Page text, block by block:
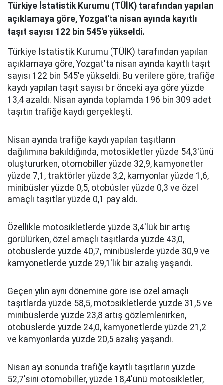
Türkiye İstatistik Kurumu (TÜİK) tarafından yapılan
açıklamaya göre, Yozgat'ta nisan ayında kayıtlı
taşıt sayısı 122 bin 545'e yükseldi.
Türkiye İstatistik Kurumu (TÜİK) tarafından yapılan
açıklamaya göre, Yozgat'ta nisan ayında kayıtlı taşıt
sayısı 122 bin 545'e yükseldi. Bu verilere göre, trafiğe
kaydı yapılan taşıt sayısı bir önceki aya göre yüzde
13,4 azaldı. Nisan ayında toplamda 196 bin 309 adet
taşıtın trafiğe kaydı gerçekleşti.
Nisan ayında trafiğe kaydı yapılan taşıtların
dağılımına bakıldığında, motosikletler yüzde 54,3'ünü
oluştururken, otomobiller yüzde 32,9, kamyonetler
yüzde 7,1, traktörler yüzde 3,2, kamyonlar yüzde 1,6,
minibüsler yüzde 0,5, otobüsler yüzde 0,3 ve özel
amaçlı taşıtlar yüzde 0,1 pay aldı.
Özellikle motosikletlerde yüzde 3,4'lük bir artış
görülürken, özel amaçlı taşıtlarda yüzde 43,0,
otobüslerde yüzde 40,7, minibüslerde yüzde 30,9 ve
kamyonetlerde yüzde 29,1'lik bir azalış yaşandı.
Geçen yılın aynı dönemine göre ise özel amaçlı
taşıtlarda yüzde 58,5, motosikletlerde yüzde 31,5 ve
minibüslerde yüzde 23,8 artış gözlemlenirken,
otobüslerde yüzde 24,0, kamyonetlerde yüzde 21,2
ve kamyonlarda yüzde 20,5 azalış yaşandı.
Nisan ayı sonunda trafiğe kayıtlı taşıtların yüzde
52,7'sini otomobiller, yüzde 18,4'ünü motosikletler,